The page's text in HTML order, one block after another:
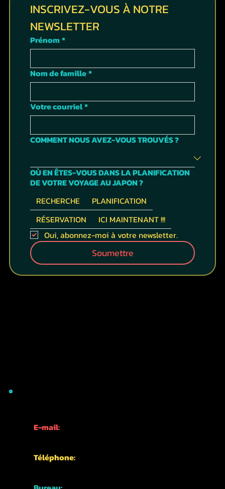
INSCRIVEZ-VOUS À NOTRE
NEWSLETTER
Prénom *
Nom de famille*
Votre courriel*
COMMENT NOUS AVEZ-VOUS TROUVÉS ?
OÙ EN ÊTES-VOUS DANS LA PLANIFICATION
DE VOTRE VOYAGE AU JAPON ?
RECHERCHE
PLANIFICATION
RÉSERVATION
ICI MAINTENANT !!!
Oui, abonnez-moi à votre newsletter.
Soumettre
E-mail:
Téléphone: